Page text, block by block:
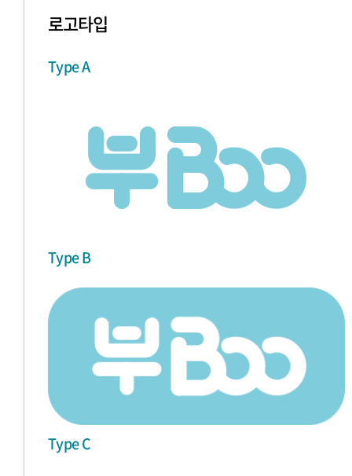
로고타입
Type A
Type B
Type C